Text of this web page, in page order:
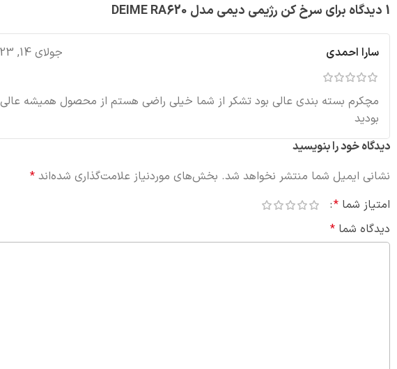
1 دیدگاه برای سرخ کن رژیمی دیمی مدل DEIME RA620
سارا احمدی جولای 14, 2023
مچکرم بسته بندی عالی بود تشکر از شما خیلی راضی هستم از محصول همیشه عالی
بودید
دیدگاه خود را بنویسید
نشانی ایمیل شما منتشر نخواهد شد. بخش‌های موردنیاز علامت‌گذاری شده‌اند *
امتیاز شما *
دیدگاه شما *